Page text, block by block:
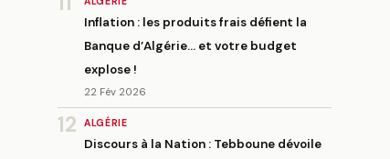
Inflation : les produits frais défient la
Banque d’Algérie… et votre budget
explose !
22 Fév 2026
12 ALGÉRIE
Discours à la Nation : Tebboune dévoile